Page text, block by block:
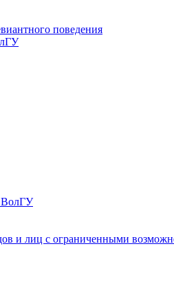
поведения
ВолГУ
и лиц с ограниченными